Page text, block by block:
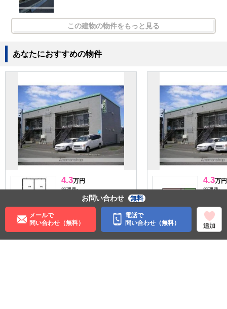
この建物の物件をもっと見る
あなたにおすすめの物件
4.3万円
管理費:－
1ヶ月 礼 －
宮の沢駅 徒歩12分
北海道札幌市西区宮の沢一
4.3万円
管理費:－
48.85㎡
宮の沢
北海道札
お問い合わせ 無料
メールで
問い合わせ（無料）
電話で
問い合わせ（無料）
追加